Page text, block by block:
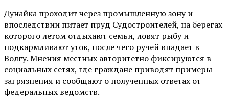
Дунайка проходит через промышленную зону и
впоследствии питает пруд Судостроителей, на берегах
которого летом отдыхают семьи, ловят рыбу и
подкармливают уток, после чего ручей впадает в
Волгу. Мнения местных авторитетно фиксируются в
социальных сетях, где граждане приводят примеры
загрязнения и сообщают о полученных ответах от
федеральных ведомств.